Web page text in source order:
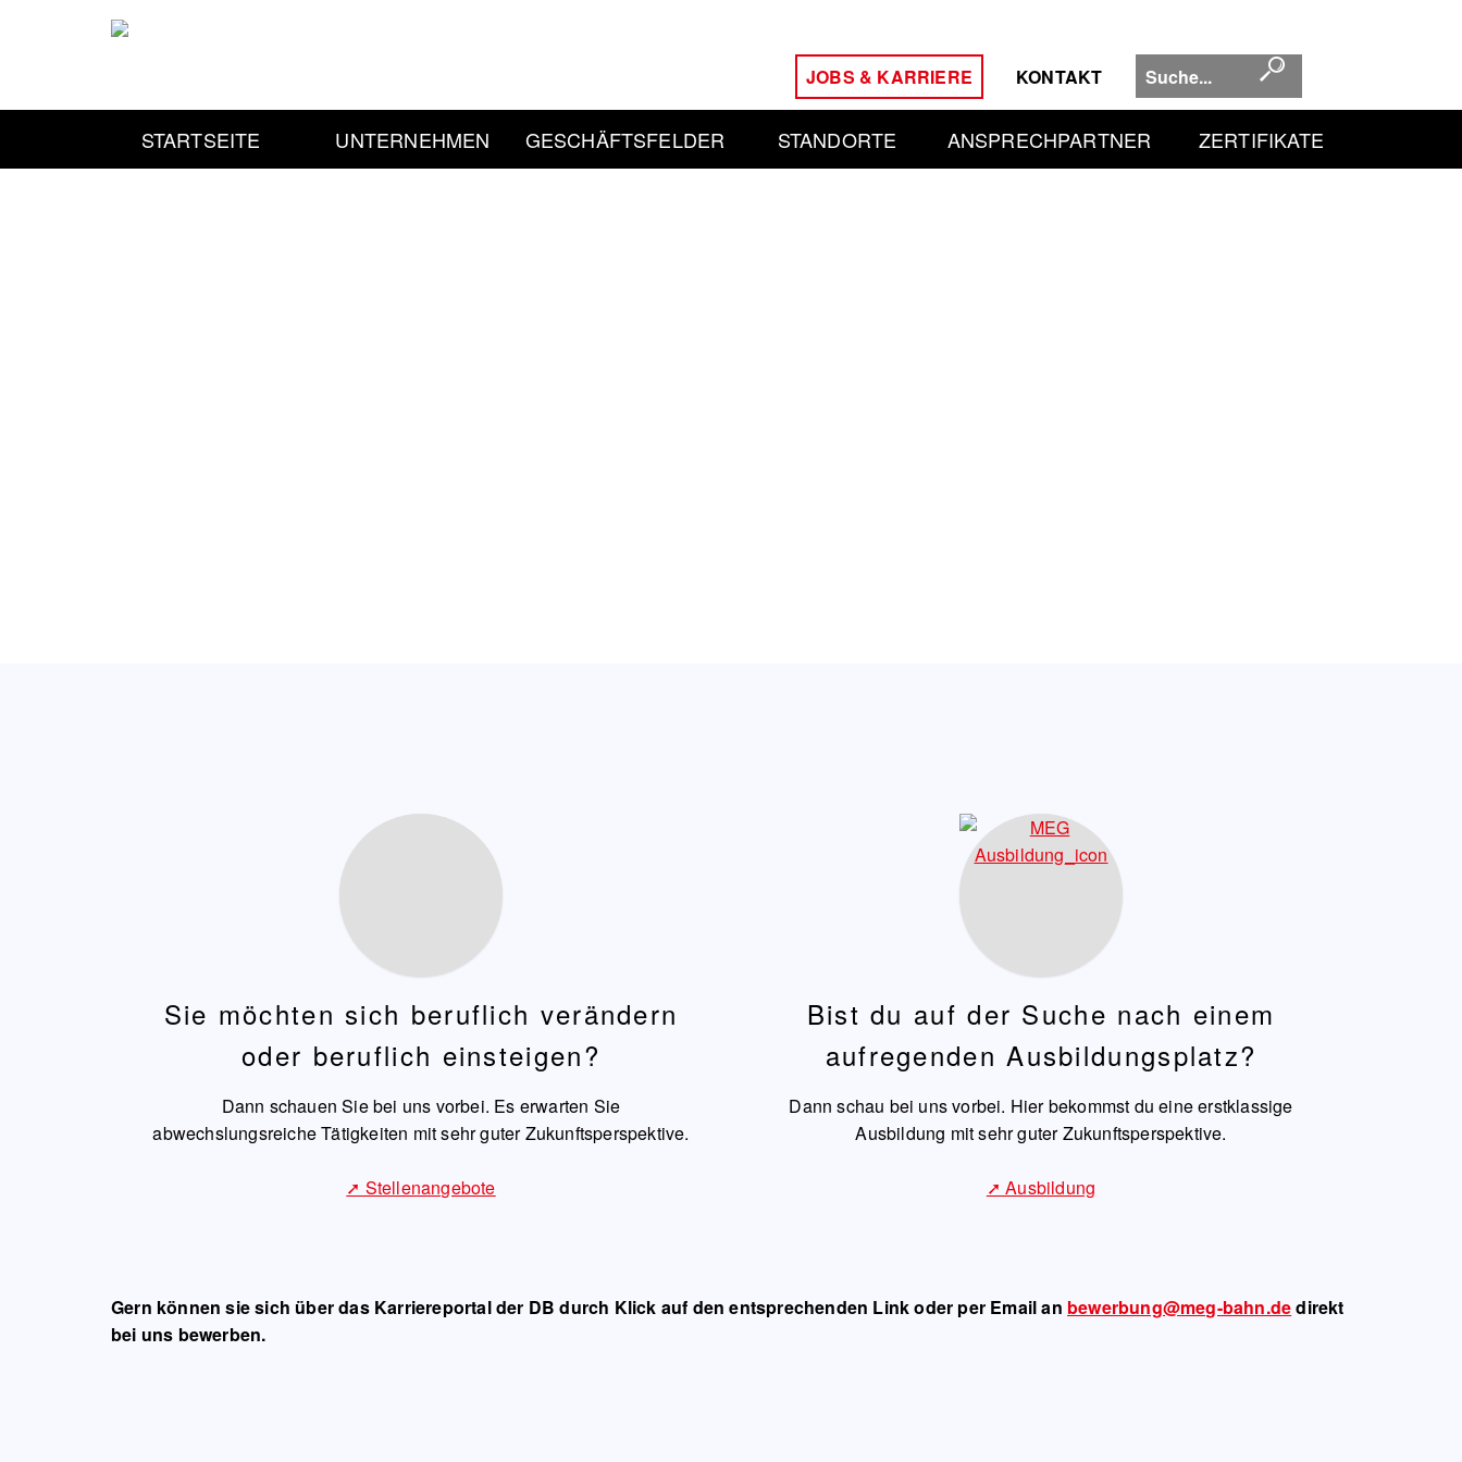
JOBS & KARRIERE KONTAKT
STARTSEITE UNTERNEHMEN GESCHÄFTSFELDER STANDORTE ANSPRECHPARTNER ZERTIFIKATE
Sie möchten sich beruflich verändern
oder beruflich einsteigen?
Dann schauen Sie bei uns vorbei. Es erwarten Sie
abwechslungsreiche Tätigkeiten mit sehr guter Zukunftsperspektive.
➚ Stellenangebote
Bist du auf der Suche nach einem
aufregenden Ausbildungsplatz?
Dann schau bei uns vorbei. Hier bekommst du eine erstklassige
Ausbildung mit sehr guter Zukunftsperspektive.
➚ Ausbildung
Gern können sie sich über das Karriereportal der DB durch Klick auf den entsprechenden Link oder per Email an bewerbung@meg-bahn.dedirekt
bei uns bewerben.